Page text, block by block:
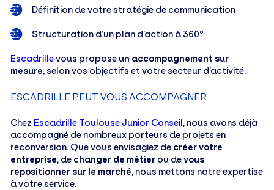
Définition de votre stratégie de communication
Structuration d’un plan d’action à 360°
Escadrillevous propose un accompagnement sur
mesure, selon vos objectifs et votre secteur d’activité.
ESCADRILLE PEUT VOUS ACCOMPAGNER
Chez Escadrille Toulouse Junior Conseil, nous avons déjà
accompagné de nombreux porteurs de projets en
reconversion. Que vous envisagiez de créer votre
entreprise, de changer de métier ou devous
repositionner sur le marché, nous mettons notre expertise
à votre service.